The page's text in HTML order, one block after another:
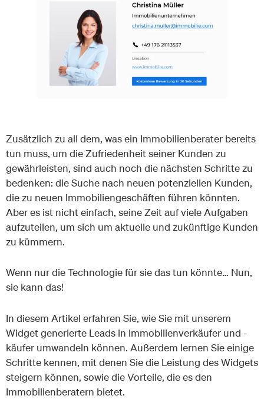
Zusätzlich zu all dem, was ein Immobilienberater bereits
tun muss, um die Zufriedenheit seiner Kunden zu
gewährleisten, sind auch noch die nächsten Schritte zu
bedenken: die Suche nach neuen potenziellen Kunden,
die zu neuen Immobiliengeschäften führen könnten.
Aber es ist nicht einfach, seine Zeit auf viele Aufgaben
aufzuteilen, um sich um aktuelle und zukünftige Kunden
zu kümmern.
Wenn nur die Technologie für sie das tun könnte… Nun,
sie kann das!
In diesem Artikel erfahren Sie, wie Sie mit unserem
Widget generierte Leads in Immobilienverkäufer und -
käufer umwandeln können. Außerdem lernen Sie einige
Schritte kennen, mit denen Sie die Leistung des Widgets
steigern können, sowie die Vorteile, die es den
Immobilienberatern bietet.